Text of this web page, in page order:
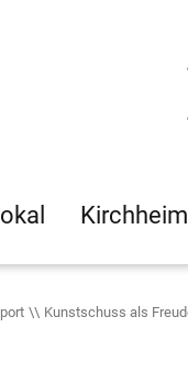
Kirchheim
Kunstschuss als